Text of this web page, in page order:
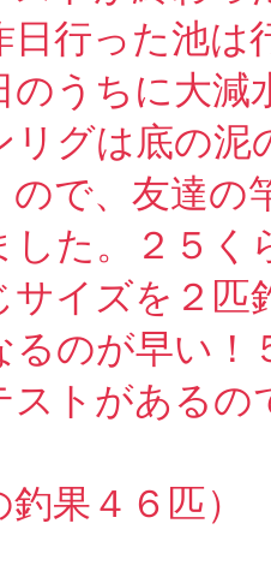
日行った池
のうちに大減
リグは底の泥
ので、友達の
した。２５
サイズを２匹
るのが早い！
ストがあるの
釣果４６匹）